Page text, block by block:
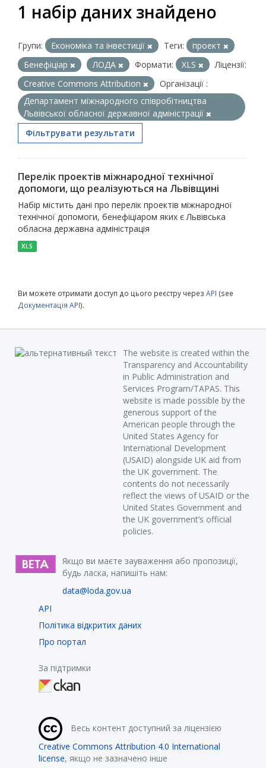
1 набір даних знайдено
Групи: Економіка та інвестиції Теги:
проект
Бенефіціар
ЛОДА Формати: XLS
Ліцензії:
Creative Commons Attribution
Організації :
Департамент міжнародного співробітництва
Львівської обласної державної адміністрації
Фільтрувати результати
Перелік проектів міжнародної технічної
допомоги, що реалізуються на Львівщині
Набір містить дані про перелік проектів міжнародної
технічної допомоги, бенефіціаром яких є Львівська
обласна державна адміністрація
XLS
Ви можете отримати доступ до цього реєстру через API (see
Документація API).
The website is created within the
Transparency and Accountability
in Public Administration and
Services Program/TAPAS. This
website is made possible by the
generous support of the
American people through the
United States Agency for
International Development
(USAID) alongside UK aid from
the UK government. The
contents do not necessarily
reflect the views of USAID or the
United States Government and
the UK government’s official
policies.
Якщо ви маєте зауваження або пропозиції,
будь ласка, напишіть нам:
data@loda.gov.ua
API
Політика відкритих даних
Про портал
За підтримки
Весь контент доступний за ліцензією
Creative Commons Attribution 4.0 International
license, якщо не зазначено інше